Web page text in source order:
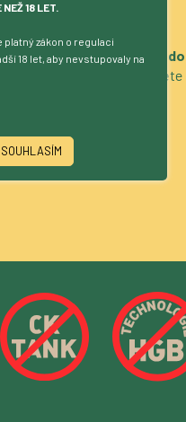
18 LET.
zákon o regulaci
18 let, aby nevstupovaly na
SOUHLASÍM
stánek nebo do
. Ozvěte